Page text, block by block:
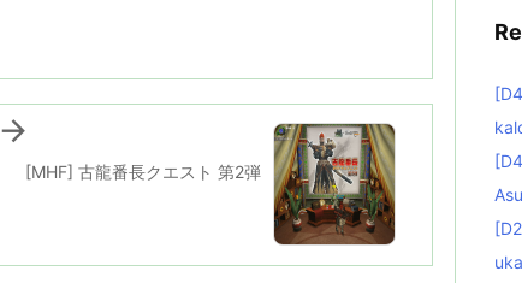
[MHF] 古龍番長クエスト 第2弾
